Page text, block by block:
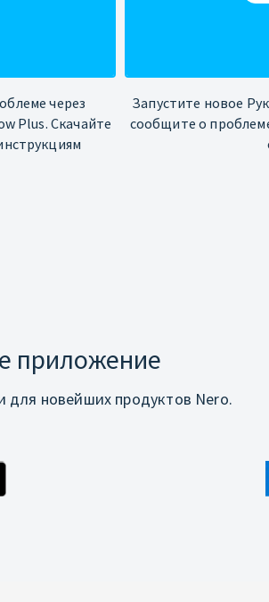
через
Plus. Скачайте
Запустите новое
сообщите о
приложение
новейших продуктов Nero.